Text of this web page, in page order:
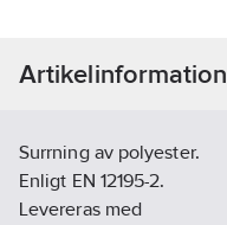
Artikelinformation
Surrning av polyester.
Enligt EN 12195-2.
Levereras med